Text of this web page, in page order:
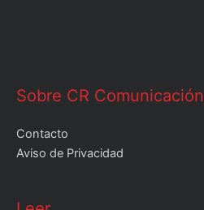
Sobre CR Comunicación
Contacto
Aviso de Privacidad
Leer